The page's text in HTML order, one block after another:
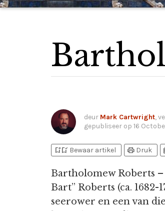
deur Mark Cartwright,
gepubliseer op 16
bookmark_addbookmark_added Bewaar artikel print Druk
Bartholomew Roberts –
Bart” Roberts (ca. 1682-
seerower en een van